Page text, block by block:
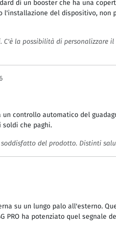
di un booster che ha una
del dispositivo,
la possibilità di
controllo automatico del
che paghi.
del prodotto. Distinti
su un lungo palo all'esterno.
PRO ha potenziato quel